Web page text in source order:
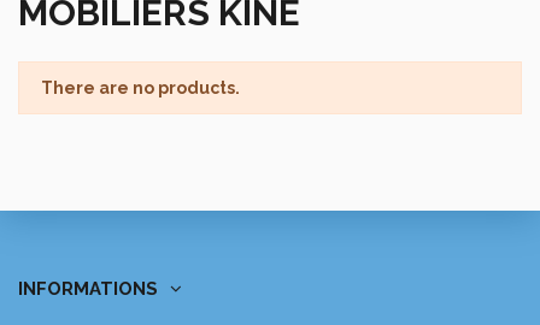
MOBILIERS KINÉ
There are no products.
INFORMATIONS